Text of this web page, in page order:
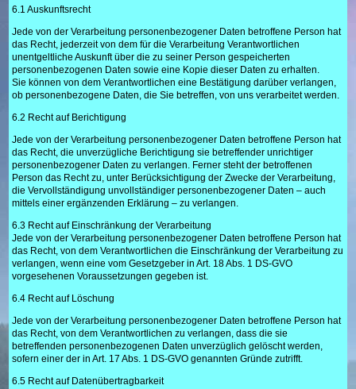
6.1 Auskunftsrecht
Jede von der Verarbeitung personenbezogener Daten betroffene Person hat
das Recht, jederzeit von dem für die Verarbeitung Verantwortlichen
unentgeltliche Auskunft über die zu seiner Person gespeicherten
personenbezogenen Daten sowie eine Kopie dieser Daten zu erhalten.
Sie können von dem Verantwortlichen eine Bestätigung darüber verlangen,
ob personenbezogene Daten, die Sie betreffen, von uns verarbeitet werden.
6.2 Recht auf Berichtigung
Jede von der Verarbeitung personenbezogener Daten betroffene Person hat
das Recht, die unverzügliche Berichtigung sie betreffender unrichtiger
personenbezogener Daten zu verlangen. Ferner steht der betroffenen
Person das Recht zu, unter Berücksichtigung der Zwecke der Verarbeitung,
die Vervollständigung unvollständiger personenbezogener Daten – auch
mittels einer ergänzenden Erklärung – zu verlangen.
6.3 Recht auf Einschränkung der Verarbeitung
Jede von der Verarbeitung personenbezogener Daten betroffene Person hat
das Recht, von dem Verantwortlichen die Einschränkung der Verarbeitung zu
verlangen, wenn eine vom Gesetzgeber in Art. 18 Abs. 1 DS-GVO
vorgesehenen Voraussetzungen gegeben ist.
6.4 Recht auf Löschung
Jede von der Verarbeitung personenbezogener Daten betroffene Person hat
das Recht, von dem Verantwortlichen zu verlangen, dass die sie
betreffenden personenbezogenen Daten unverzüglich gelöscht werden,
sofern einer der in Art. 17 Abs. 1 DS-GVO genannten Gründe zutrifft.
6.5 Recht auf Datenübertragbarkeit